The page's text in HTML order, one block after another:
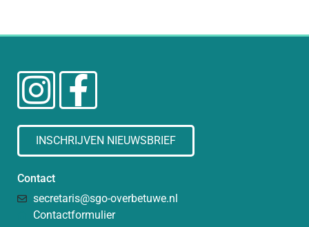
INSCHRIJVEN NIEUWSBRIEF
Contact
secretaris@sgo-overbetuwe.nl
Contactformulier